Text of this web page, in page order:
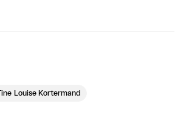
Louise Kortermand